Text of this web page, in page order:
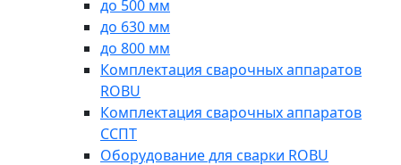
до 500 мм
до 630 мм
до 800 мм
Комплектация сварочных аппаратов
ROBU
Комплектация сварочных аппаратов
ССПТ
Оборудование для сварки ROBU